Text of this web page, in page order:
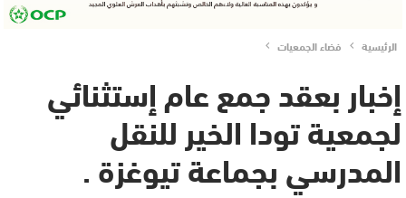
الرئيسية فضاء الجمعيات
إخبار بعقد جمع عام إستثنائي
لجمعية تودا الخير للنقل
المدرسي بجماعة تيوغزة .